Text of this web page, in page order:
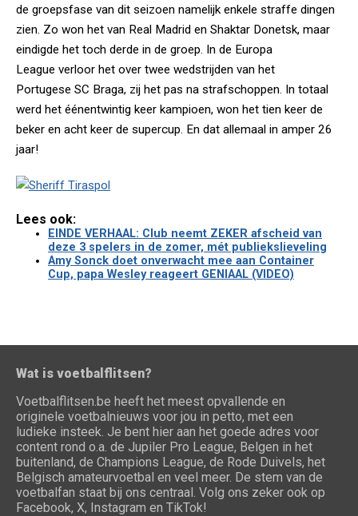
de groepsfase van dit seizoen namelijk enkele straffe dingen
zien. Zo won het van Real Madrid en Shaktar Donetsk, maar
eindigde het toch derde in de groep. In de Europa
League verloor het over twee wedstrijden van het
Portugese SC Braga, zij het pas na strafschoppen. In totaal
werd het éénentwintig keer kampioen, won het tien keer de
beker en acht keer de supercup. En dat allemaal in amper 26
jaar!
Lees ook:
EINDE VERHAAL: Club neemt ZEKER afscheid van
deze 3 spelers in de zomer, mét publiekslieveling
Amy Sonck doet onverwacht mee aan Container
Cup, papa Wesley reageert GENIAAL (VIDEO)
Wat is voetbalflitsen?
Voetbalflitsen.be heeft het meest opvallende en
originele voetbalnieuws voor jou in petto, met een
ludieke insteek. Je bent hier aan het goede adres voor
content rond o.a. de Jupiler Pro League, Belgen in het
buitenland, de Champions League, de Rode Duivels, het
Belgisch amateurvoetbal en veel meer. De stem van de
voetbalfan staat bij ons centraal. Volg ons zeker ook op
Facebook, X, Instagram en TikTok!